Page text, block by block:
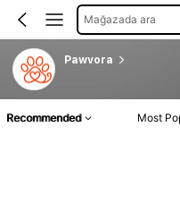
Mağazada ara
Pawvora
Recommended Most